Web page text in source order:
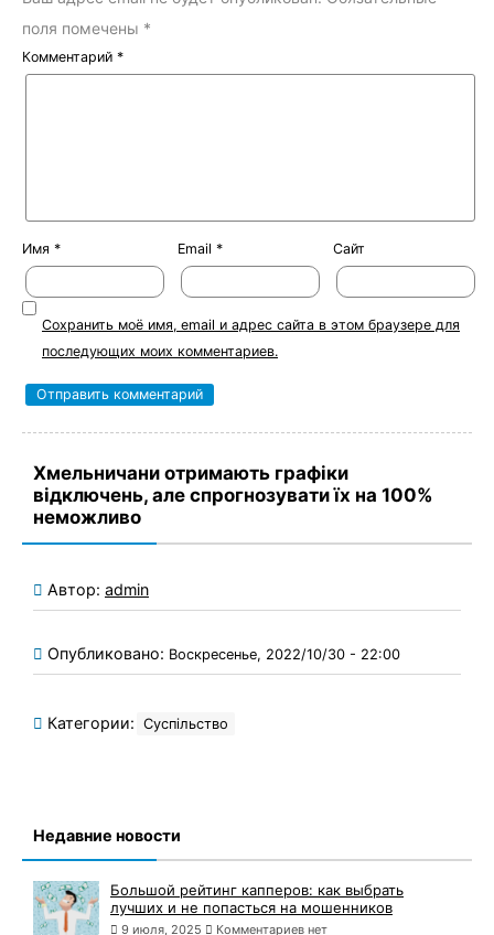
поля помечены *
Комментарий *
Имя * Email * Сайт
Сохранить моё имя, email и адрес сайта в этом браузере для
последующих моих комментариев.
Хмельничани отримають графіки
відключень, але спрогнозувати їх на 100%
неможливо
Автор: admin
Опубликовано: Воскресенье, 2022/10/30 - 22:00
Категории: Суспільство
Недавние новости
Большой рейтинг капперов: как выбрать
лучших и не попасться на мошенников
9 июля, 2025 Комментариев нет